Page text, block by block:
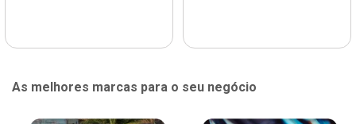
As melhores marcas para o seu negócio